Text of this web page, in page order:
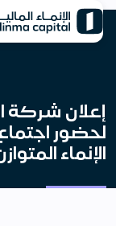
إعلان شركة
لحضور
الإنماء